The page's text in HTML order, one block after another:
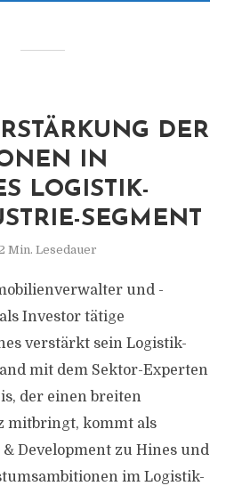
DER
IN
LOGISTIK-
SEGMENT
Min. Lesedauer
und -
Investor tätige
verstärkt sein Logistik-
mit dem Sektor-Experten
der einen breiten
mitbringt, kommt als
Development zu Hines und
im Logistik-